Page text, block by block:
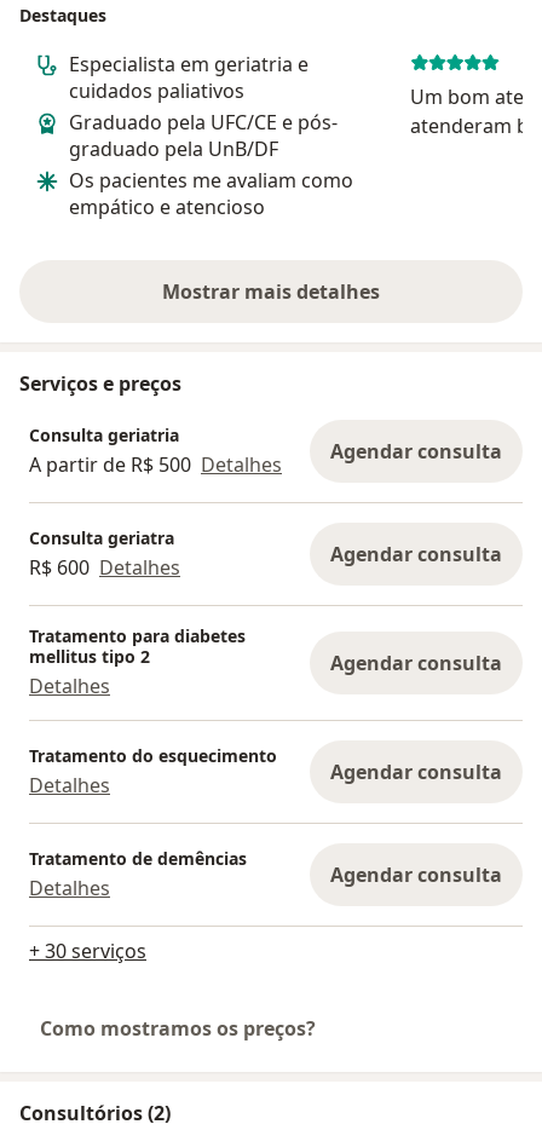
Destaques
Especialista em geriatria e
cuidados paliativos
Graduado pela UFC/CE e pós-
graduado pela UnB/DF
Os pacientes me avaliam como
empático e atencioso
Um bom
atenderam
Mostrar mais detalhes
sobre a experiência
Serviços e preços
Consulta geriatria
A partir de R$ 500 Detalhes Agendar consulta
Consulta geriatra
R$ 600 Detalhes Agendar consulta
Tratamento para diabetes
mellitus tipo 2
Detalhes
Agendar consulta
Tratamento do esquecimento
Detalhes Agendar consulta
Tratamento de demências
Detalhes Agendar consulta
+ 30 serviços
Como mostramos os preços?
Consultórios (2)